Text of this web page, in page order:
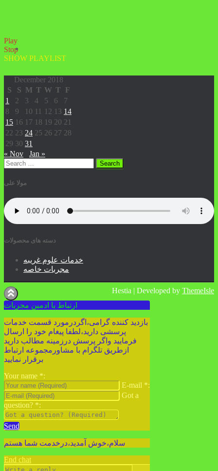
Play
Stop
SHOW PLAYLIST
December 2018
S
S M T W T
F
1
2 3 4 5 6
7
8
9 10 11 12 13 14
15 16 17 18 19 20 21
22 23 24 25 26 27 28
29 30 31
« Nov
Jan »
Search
for:
مولا علی
دسته های محصولات
خدمات علوم غریبه
مجربات خاصه
Hestia | Developed by ThemeIsle
ارتباط با ادمین مجربات
بازدید کننده گرامی،اگردرمورد قسمت خدمات
پرسشی دارید،لطفا پیغام خود را ارسال
فرمایید واگر پرسش درزمینه مطالب دارید
ازطریق تلگرام با مشاورمجموعه ارتباط
برقرار نمایید
Your name *:
E-mail *:
Got a
question? *:
Send
سلام،خوش آمدید،درخدمت شما هستم
End chat